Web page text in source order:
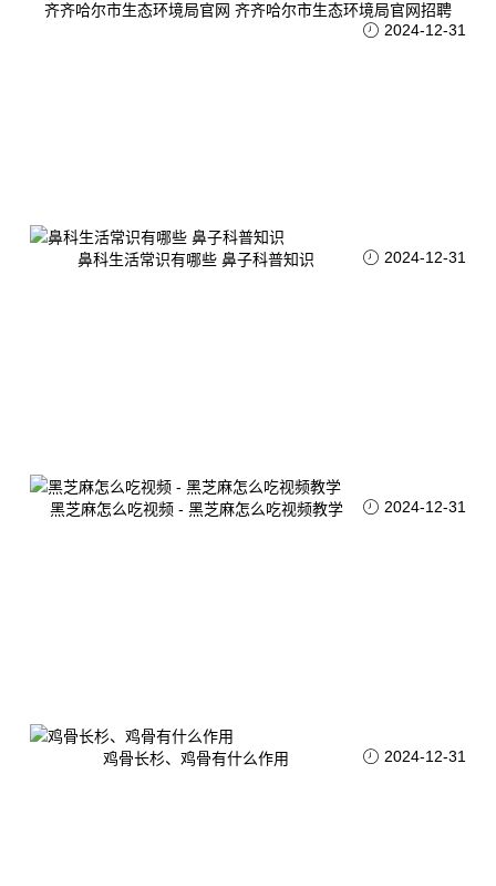
齐齐哈尔市生态环境局官网 齐齐哈尔市生态环境局官网招聘
2024-12-31
鼻科生活常识有哪些 鼻子科普知识 2024-12-31
黑芝麻怎么吃视频 - 黑芝麻怎么吃视频教学 2024-12-31
鸡骨长杉、鸡骨有什么作用 2024-12-31